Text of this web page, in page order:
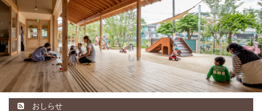
おしらせ